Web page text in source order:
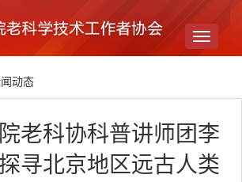
Toggle
动态
老科协科普讲师团李
寻北京地区远古人类